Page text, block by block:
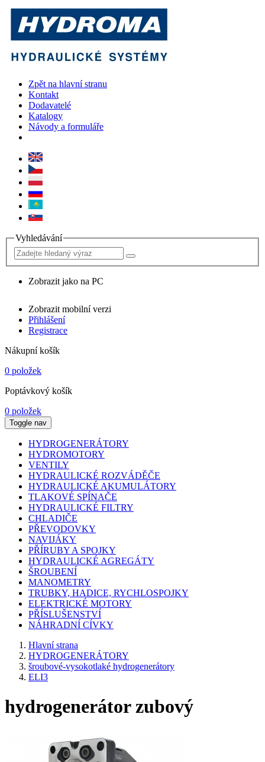
Zpět na hlavní stranu
Kontakt
Dodavatelé
Katalogy
Návody a formuláře
Vyhledávání
Zobrazit jako na PC
Zobrazit mobilní verzi
Přihlášení
Registrace
Nákupní košík
0 položek
Poptávkový košík
0 položek
Toggle nav
HYDROGENERÁTORY
HYDROMOTORY
VENTILY
HYDRAULICKÉ ROZVÁDĚČE
HYDRAULICKÉ AKUMULÁTORY
TLAKOVÉ SPÍNAČE
HYDRAULICKÉ FILTRY
CHLADIČE
PŘEVODOVKY
NAVIJÁKY
PŘÍRUBY A SPOJKY
HYDRAULICKÉ AGREGÁTY
ŠROUBENÍ
MANOMETRY
TRUBKY, HADICE, RYCHLOSPOJKY
ELEKTRICKÉ MOTORY
PŘÍSLUŠENSTVÍ
NÁHRADNÍ CÍVKY
Hlavní strana
HYDROGENERÁTORY
šroubové-vysokotlaké hydrogenerátory
ELI3
hydrogenerátor zubový